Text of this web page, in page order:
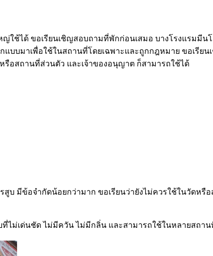
ญ่ใช้ได้ ขอเรียนเชิญสอบถามที่พักก่อนเสมอ บางโรงแรมมี
แบบมาเพื่อใช้ในสถานที่โดยเฉพาะและถูกกฎหมาย ขอเรีย
รือสถานที่ส่วนตัว และเจ้าของอนุญาต ก็สามารถใช้ได้
มีข้อจำกัดน้อยกว่ามาก ขอเรียนว่ายังไม่ควรใช้ในวัดหรื
ไม่เด่นชัด ไม่มีควัน ไม่มีกลิ่น และสามารถใช้ในหลายสถา